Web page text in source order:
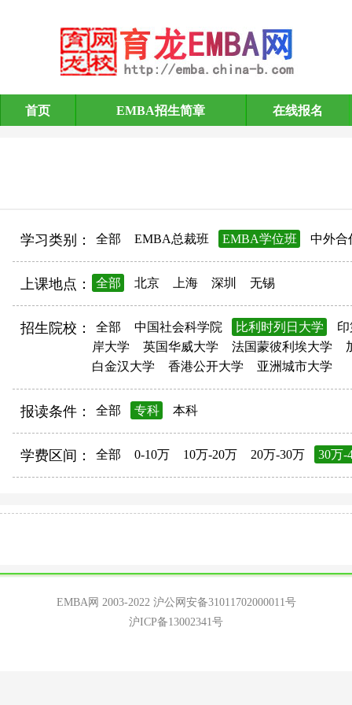
EMBA招生简章
首页 EMBA招生简章 在线报名
学习类别： 全部 EMBA总裁班 EMBA学位班 中外合
上课地点： 全部 北京 上海 深圳 无锡
招生院校： 全部 中国社会科学院 比利时列日大学
岸大学
英国华威大学 法国蒙彼利埃大学
白金汉大学
香港公开大学 亚洲城市大学
报读条件： 全部 专科 本科
学费区间： 全部 0-10万 10万-20万 20万-30万 30万-
EMBA网 2003-2022 沪公网安备31011702000011号
沪ICP备13002341号